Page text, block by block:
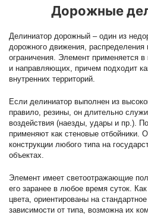
Дорожные
Делиниатор дорожный – один из
дорожного движения, распределения
ограничения. Элемент применяется в
и направляющих, причем подходит
внутренних территорий.
Если делиниатор выполнен из
правило, резины, он длительно
воздействия (наезды, удары и пр.).
применяют как стеновые
конструкции любого типа на
объектах.
Элемент имеет светоотражающие
его заранее в любое время суток.
цвета, ориентированы на
зависимости от типа, возможна их